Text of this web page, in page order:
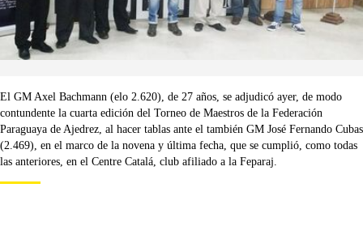
El GM Axel Bachmann (elo 2.620), de 27 años, se adjudicó ayer, de modo
contundente la cuarta edición del Torneo de Maestros de la Federación
Paraguaya de Ajedrez, al hacer tablas ante el también GM José Fernando Cubas
(2.469), en el marco de la novena y última fecha, que se cumplió, como todas
las anteriores, en el Centre Catalá, club afiliado a la Feparaj.